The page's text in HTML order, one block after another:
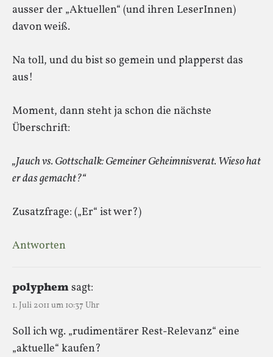
ausser der „Aktuellen“ (und ihren LeserInnen)
davon weiß.
Na toll, und du bist so gemein und plapperst das
aus!
Moment, dann steht ja schon die nächste
Überschrift:
„Jauch vs. Gottschalk: Gemeiner Geheimnisverat. Wieso hat
er das gemacht?“
Zusatzfrage: („Er“ ist wer?)
Antworten
polyphemsagt:
1. Juli 2011 um 10:37 Uhr
Soll ich wg. „rudimentärer Rest-Relevanz“ eine
„aktuelle“ kaufen?